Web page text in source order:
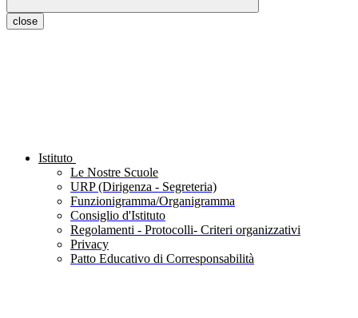
close
Istituto
Le Nostre Scuole
URP (Dirigenza - Segreteria)
Funzionigramma/Organigramma
Consiglio d'Istituto
Regolamenti - Protocolli- Criteri organizzativi
Privacy
Patto Educativo di Corresponsabilità